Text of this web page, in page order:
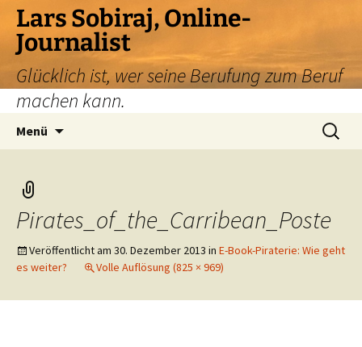
Zum
Inhalt
springen
Lars Sobiraj, Online-
Journalist
Glücklich ist, wer seine Berufung zum Beruf
machen kann.
Menü
Suchen
nach:
Pirates_of_the_Carribean_Poste
Veröffentlicht am 30. Dezember 2013 in E-Book-Piraterie: Wie geht
es weiter?
Volle Auflösung (825 × 969)